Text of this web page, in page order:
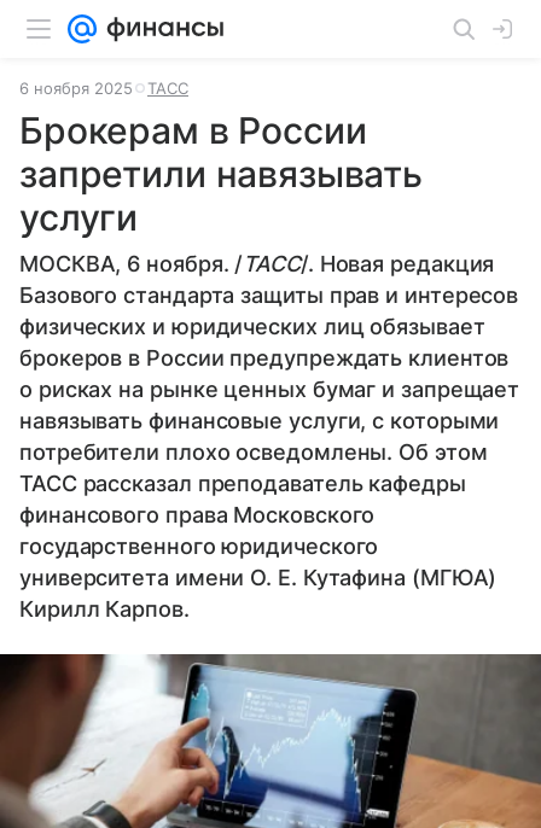
6 ноября 2025 ТАСС
Брокерам в России
запретили навязывать
услуги
МОСКВА, 6 ноября. /ТАСС/. Новая редакция
Базового стандарта защиты прав и интересов
физических и юридических лиц обязывает
брокеров в России предупреждать клиентов
о рисках на рынке ценных бумаг и запрещает
навязывать финансовые услуги, с которыми
потребители плохо осведомлены. Об этом
ТАСС рассказал преподаватель кафедры
финансового права Московского
государственного юридического
университета имени О. Е. Кутафина (МГЮА)
Кирилл Карпов.